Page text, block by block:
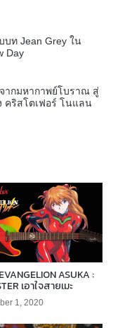
บท Jean Grey ใน
Day
ากมหากาพย์โบราณ สู่
คริสโตเฟอร์ โนแลน
ASUKA :
เอาใจสายเมะ
1, 2020